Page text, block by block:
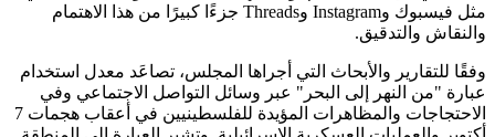
مثل فيسبوك وInstagram وThreads جزءًا كبيرًا من هذا الاهتمام
والنقاش والتدقيق.
وفقًا للتقارير والأبحاث التي أجراها المجلس، تصاعَد معدل استخدام
عبارة "من النهر إلى البحر" عبر وسائل التواصل الاجتماعي وفي
الاحتجاجات والمظاهرات المؤيدة للفلسطينيين في أعقاب هجمات 7